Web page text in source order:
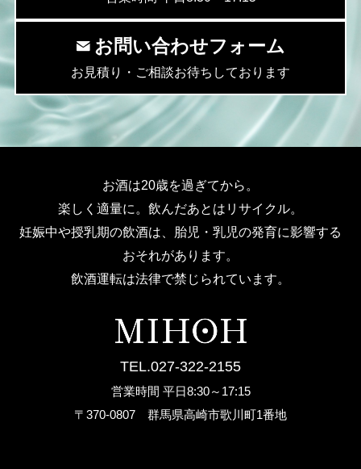
お問い合わせフォーム
お見積り・ご相談お待ちしております
お酒は20歳を過ぎてから。
楽しく適量に。飲んだあとはリサイクル。
妊娠中や授乳期の飲酒は、胎児・乳児の発育に影響する
おそれがあります。
飲酒運転は法律で禁じられています。
TEL.027-322-2155
営業時間 平日8:30～17:15
〒370-0807 群馬県高崎市歌川町1番地